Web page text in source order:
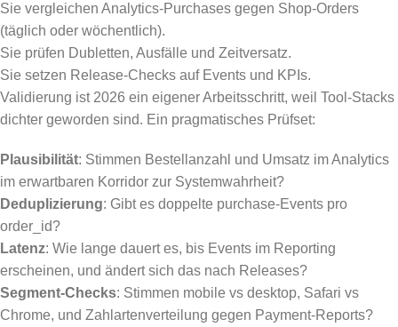
Sie vergleichen Analytics-Purchases gegen Shop-Orders
(täglich oder wöchentlich).
Sie prüfen Dubletten, Ausfälle und Zeitversatz.
Sie setzen Release-Checks auf Events und KPIs.
Validierung ist 2026 ein eigener Arbeitsschritt, weil Tool-Stacks
dichter geworden sind. Ein pragmatisches Prüfset:
Plausibilität: Stimmen Bestellanzahl und Umsatz im Analytics
im erwartbaren Korridor zur Systemwahrheit?
Deduplizierung: Gibt es doppelte purchase-Events pro
order_id?
Latenz: Wie lange dauert es, bis Events im Reporting
erscheinen, und ändert sich das nach Releases?
Segment-Checks: Stimmen mobile vs desktop, Safari vs
Chrome, und Zahlartenverteilung gegen Payment-Reports?